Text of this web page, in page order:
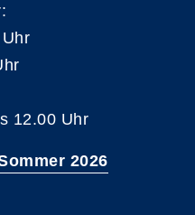
12.00 Uhr
2026